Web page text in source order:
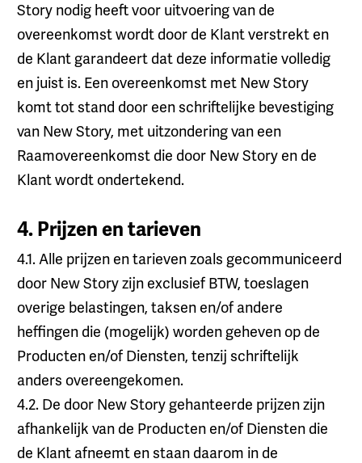
Story nodig heeft voor uitvoering van de
overeenkomst wordt door de Klant verstrekt en
de Klant garandeert dat deze informatie volledig
en juist is. Een overeenkomst met New Story
komt tot stand door een schriftelijke bevestiging
van New Story, met uitzondering van een
Raamovereenkomst die door New Story en de
Klant wordt ondertekend.
4. Prijzen en tarieven
4.1. Alle prijzen en tarieven zoals gecommuniceerd
door New Story zijn exclusief BTW, toeslagen
overige belastingen, taksen en/of andere
heffingen die (mogelijk) worden geheven op de
Producten en/of Diensten, tenzij schriftelijk
anders overeengekomen.
4.2. De door New Story gehanteerde prijzen zijn
afhankelijk van de Producten en/of Diensten die
de Klant afneemt en staan daarom in de